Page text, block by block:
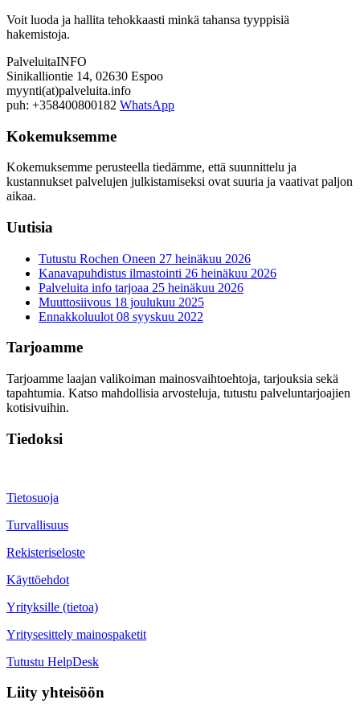
Voit luoda ja hallita tehokkaasti minkä tahansa tyyppisiä
hakemistoja.
PalveluitaINFO
Sinikalliontie 14, 02630 Espoo
myynti(at)palveluita.info
puh: +358400800182 WhatsApp
Kokemuksemme
Kokemuksemme perusteella tiedämme, että suunnittelu ja
kustannukset palvelujen julkistamiseksi ovat suuria ja vaativat paljon
aikaa.
Uutisia
Tutustu Rochen Oneen 27 heinäkuu 2026
Kanavapuhdistus ilmastointi 26 heinäkuu 2026
Palveluita info tarjoaa 25 heinäkuu 2026
Muuttosiivous 18 joulukuu 2025
Ennakkoluulot 08 syyskuu 2022
Tarjoamme
Tarjoamme laajan valikoiman mainosvaihtoehtoja, tarjouksia sekä
tapahtumia. Katso mahdollisia arvosteluja, tutustu palveluntarjoajien
kotisivuihin.
Tiedoksi
Tietosuoja
Turvallisuus
Rekisteriseloste
Käyttöehdot
Yrityksille (tietoa)
Yritysesittely mainospaketit
Tutustu HelpDesk
Liity yhteisöön